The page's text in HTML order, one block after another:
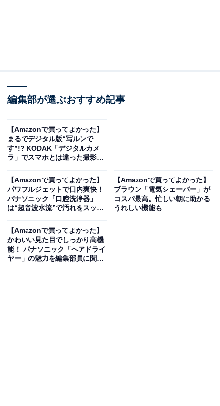
ロジクールの「トラックボールマウス」なら
Amazonで見る
編集部が選ぶおすすめ記事
【Amazonで買ってよかった】
まるでデジタル版“写ルンで
す”!? KODAK「デジタルカメ
ラ」でスマホとは違った撮影体
【Amazonで買ってよかった】
パワフルジェットで口内爽快！
パナソニック「口腔洗浄器」
は“超音波水流”で汚れをスッキ
【Amazonで買ってよかった】
ブラウン「電気シェーバー」が
コスパ最高。忙しい朝に助かる
うれしい機能も
【Amazonで買ってよかった】
かわいい見た目でしっかり高機
能！ パナソニック「ヘアドライ
ヤー」の魅力を編集部員に聞い